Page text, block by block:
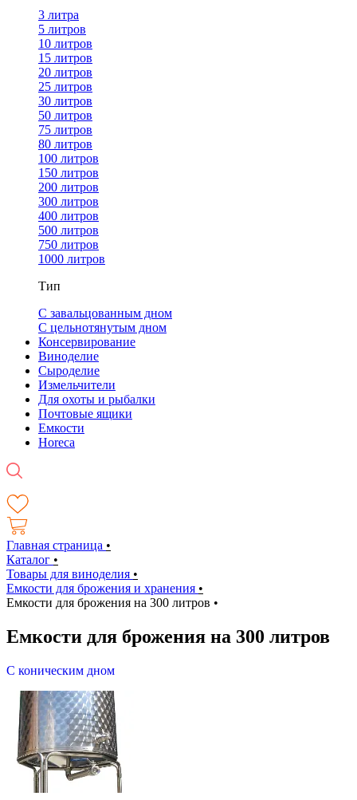
3 литра
5 литров
10 литров
15 литров
20 литров
25 литров
30 литров
50 литров
75 литров
80 литров
100 литров
150 литров
200 литров
300 литров
400 литров
500 литров
750 литров
1000 литров
Тип
С завальцованным дном
С цельнотянутым дном
Консервирование
Виноделие
Сыроделие
Измельчители
Для охоты и рыбалки
Почтовые ящики
Емкости
Horeca
Главная страница •
Каталог •
Товары для виноделия •
Емкости для брожения и хранения •
Емкости для брожения на 300 литров •
Емкости для брожения на 300 литров
С коническим дном